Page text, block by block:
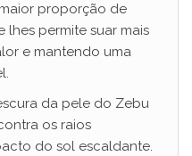
proporção de
lhes permite suar mais
e mantendo uma
da pele do Zebu
os raios
do sol escaldante.